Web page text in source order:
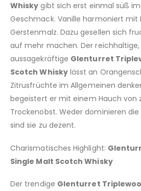
Whisky gibt sich erst einmal süß
Geschmack. Vanille harmoniert mit
Gerstenmalz. Dazu gesellen sich
auf mehr machen. Der
aussagekräftige Glenturret
Scotch Whiskylässt an
Zitrusfrüchte im Allgemeinen
begeistert er mit einem Hauch von
Trockenobst. Weder dominieren
sind sie zu dezent.
Charismatisches Highlight:
Single Malt Scotch Whisky
Der trendige Glenturret